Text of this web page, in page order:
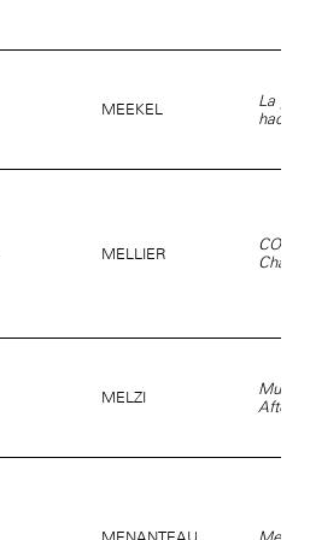
MEEKEL
La
hache
MELLIER
Chant
MELZI
Musea
After